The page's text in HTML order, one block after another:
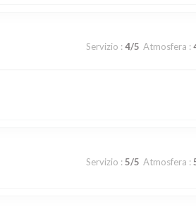
Servizio : 4/5 Atmosfera :
Servizio : 5/5 Atmosfera :